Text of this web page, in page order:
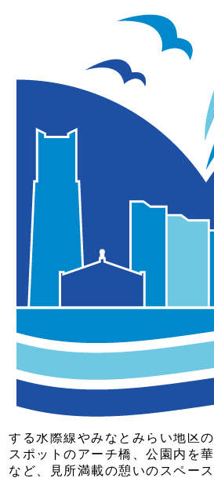
横浜の観光スポット 臨港パー
臨港パークは、パシフィコ横浜
浜港を臨む抜群のロケーション
とみらい地区最大の緑地です。
広々とした芝生広場、潮入りの
する水際線やみなとみらい地区
スポットのアーチ橋、公園内を
など、見所満載の憩いのスペース